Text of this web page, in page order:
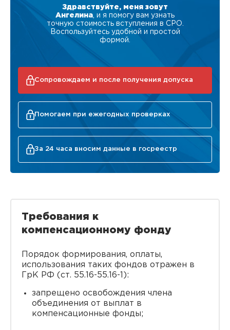
Здравствуйте, меня зовут
Ангелина , и я помогу вам узнать
точную стоимость вступления в СРО.
Воспользуйтесь удобной и простой
формой.
Сопровождаем и после получения допуска
Помогаем при ежегодных проверках
За 24 часа вносим данные в госреестр
Требования к
компенсационному фонду
Порядок формирования, оплаты,
использования таких фондов отражен в
ГрК РФ (ст. 55.16-55.16-1):
запрещено освобождения члена
объединения от выплат в
компенсационные фонды;